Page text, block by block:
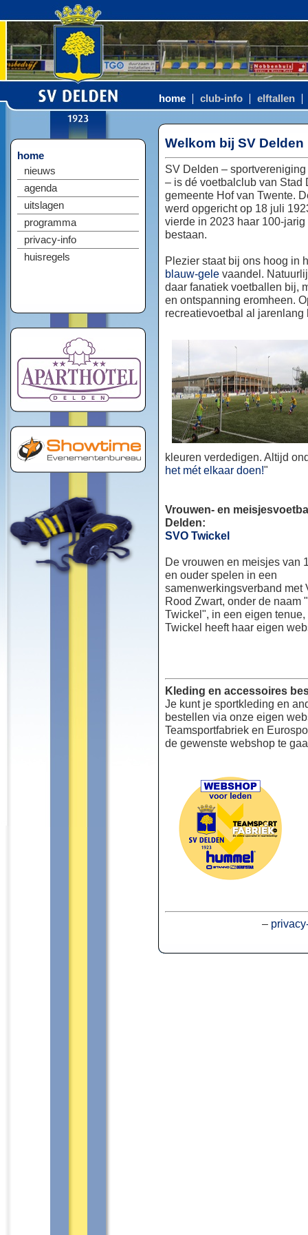
home club-info elftallen
home
nieuws
agenda
uitslagen
programma
privacy-info
huisregels
Welkom bij SV Delden
SV Delden –
– is dé voetbalclub van Stad
gemeente Hof van Twente.
werd opgericht op 18 juli
vierde in 2023 haar 100-jarig
bestaan.
Plezier staat bij ons hoog in
blauw-gele vaandel.
daar fanatiek voetballen bij,
en ontspanning eromheen.
recreatievoetbal al jarenlang
kleuren verdedigen. Altijd
het mét elkaar doen!"
Vrouwen- en
Delden:
SVO Twickel
De vrouwen en meisjes van
en ouder spelen in een
samenwerkingsverband met
Rood Zwart, onder de naam
Twickel", in een eigen
Twickel heeft haar eigen
Kleding en accessoires
Je kunt je sportkleding en
bestellen via onze eigen
Teamsportfabriek en
de gewenste webshop te
–